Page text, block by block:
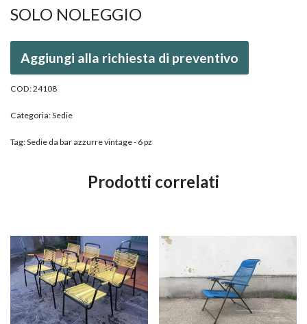
SOLO NOLEGGIO
Aggiungi alla richiesta di preventivo
COD:24108
Categoria:Sedie
Tag:Sedie da bar azzurre vintage - 6 pz
Prodotti correlati